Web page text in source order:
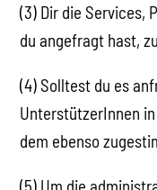
(3) Dir die Services,
du angefragt hast,
(4) Solltest du es
UnterstützerInnen
dem ebenso